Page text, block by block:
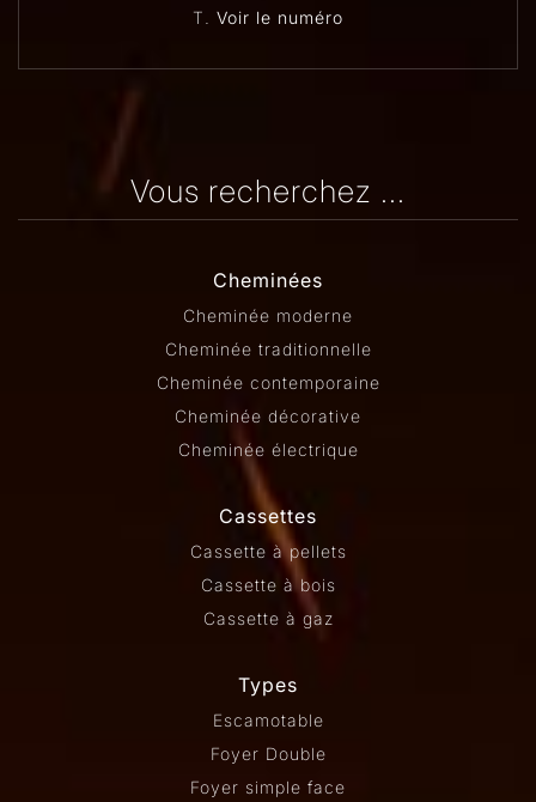
T. Voir le numéro
Vous recherchez ...
Cheminées
Cheminée moderne
Cheminée traditionnelle
Cheminée contemporaine
Cheminée décorative
Cheminée électrique
Cassettes
Cassette à pellets
Cassette à bois
Cassette à gaz
Types
Escamotable
Foyer Double
Foyer simple face